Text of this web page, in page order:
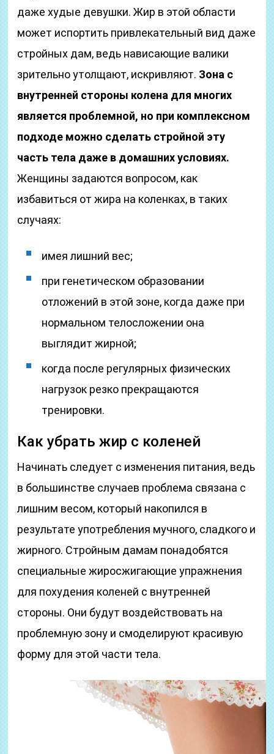
даже худые девушки. Жир в этой области
может испортить привлекательный вид даже
стройных дам, ведь нависающие валики
зрительно утолщают, искривляют. Зона с
внутренней стороны колена для многих
является проблемной, но при комплексном
подходе можно сделать стройной эту
часть тела даже в домашних условиях.
Женщины задаются вопросом, как
избавиться от жира на коленках, в таких
случаях:
имея лишний вес;
при генетическом образовании
отложений в этой зоне, когда даже при
нормальном телосложении она
выглядит жирной;
когда после регулярных физических
нагрузок резко прекращаются
тренировки.
Как убрать жир с коленей
Начинать следует с изменения питания, ведь
в большинстве случаев проблема связана с
лишним весом, который накопился в
результате употребления мучного, сладкого и
жирного. Стройным дамам понадобятся
специальные жиросжигающие упражнения
для похудения коленей с внутренней
стороны. Они будут воздействовать на
проблемную зону и смоделируют красивую
форму для этой части тела.